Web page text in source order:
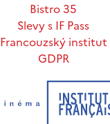
Bistro 35
Slevy s IF Pass
Francouzský institut
GDPR